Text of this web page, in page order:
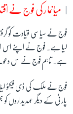
میانمار کی فوج نے
فوج نے سیاسی قیادت کو
لیا ہے۔ فوج نے اپنے اس
ہے۔ تاہم فوج نے اس
فوج نے ملک کی ڈی فیکٹو
پارٹی کے دیگر عہدیداروں کو